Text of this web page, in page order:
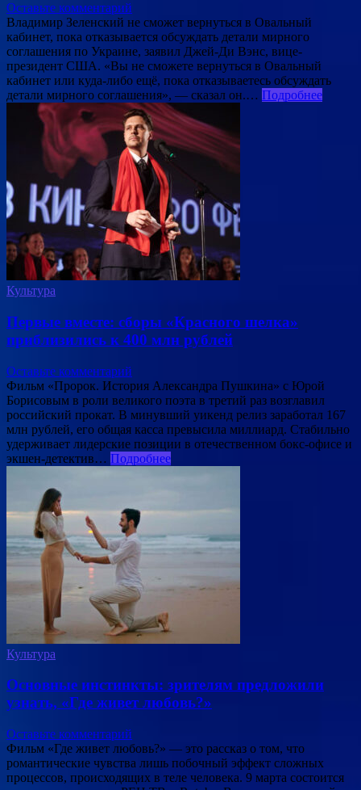
Оставьте комментарий
Владимир Зеленский не сможет вернуться в Овальный
кабинет, пока отказывается обсуждать детали мирного
соглашения по Украине, заявил Джей-Ди Вэнс, вице-
президент США. «Вы не сможете вернуться в Овальный
кабинет или куда-либо ещё, пока отказываетесь обсуждать
детали мирного соглашения», — сказал он.… Подробнее
Культура
Первые вместе: сборы «Красного шелка»
приблизились к 400 млн рублей
Оставьте комментарий
Фильм «Пророк. История Александра Пушкина» с Юрой
Борисовым в роли великого поэта в третий раз возглавил
российский прокат. В минувший уикенд релиз заработал 167
млн рублей, его общая касса превысила миллиард. Стабильно
удерживает лидерские позиции в отечественном бокс-офисе и
экшен-детектив… Подробнее
Культура
Основные инстинкты: зрителям предложили
узнать, «Где живет любовь?»
Оставьте комментарий
Фильм «Где живет любовь?» — это рассказ о том, что
романтические чувства лишь побочный эффект сложных
процессов, происходящих в теле человека. 9 марта состоится